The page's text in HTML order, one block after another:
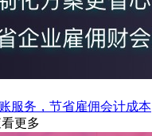
服务，节省雇佣会计成本
更多